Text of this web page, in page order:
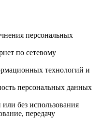
персональных
по сетевому
технологий и
персональных данных
без использования
передачу